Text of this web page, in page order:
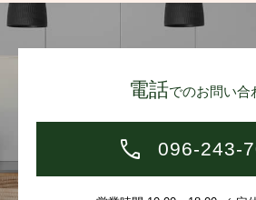
電話でのお問い合
096-243-